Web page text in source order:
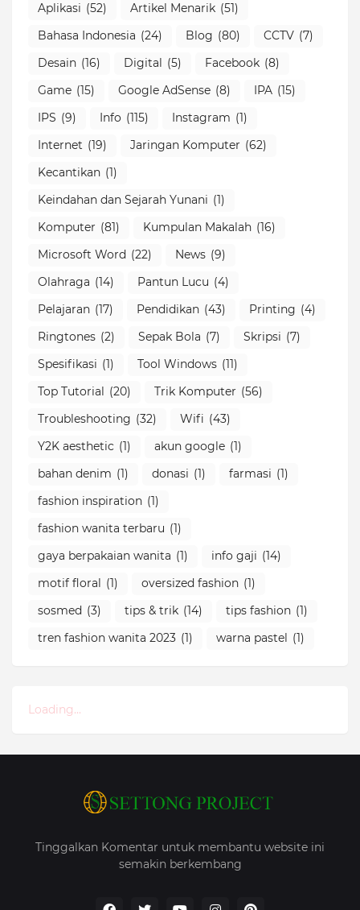
Aplikasi (52) Artikel Menarik (51)
Bahasa Indonesia (24) Blog (80) CCTV (7)
Desain (16) Digital (5) Facebook (8)
Game (15) Google AdSense (8) IPA (15)
IPS (9) Info (115) Instagram (1)
Internet (19) Jaringan Komputer (62)
Kecantikan (1)
Keindahan dan Sejarah Yunani (1)
Komputer (81) Kumpulan Makalah (16)
Microsoft Word (22) News (9)
Olahraga (14) Pantun Lucu (4)
Pelajaran (17) Pendidikan (43) Printing (4)
Ringtones (2) Sepak Bola (7) Skripsi (7)
Spesifikasi (1) Tool Windows (11)
Top Tutorial (20) Trik Komputer (56)
Troubleshooting (32) Wifi (43)
Y2K aesthetic (1) akun google (1)
bahan denim (1) donasi (1) farmasi (1)
fashion inspiration (1)
fashion wanita terbaru (1)
gaya berpakaian wanita (1) info gaji (14)
motif floral (1) oversized fashion (1)
sosmed (3) tips & trik (14) tips fashion (1)
tren fashion wanita 2023 (1) warna pastel (1)
Loading...
Tinggalkan Komentar untuk membantu website ini
semakin berkembang